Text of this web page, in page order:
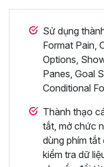
Sử dụng
Format Pain,
Options,
Panes, Goal
Conditional
Thành thạo
tắt, mở chức
dùng phím tắt
kiểm tra dữ